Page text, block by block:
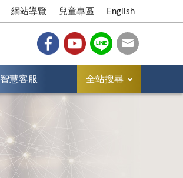
網站導覽 兒童專區 English
智慧客服 全站搜尋